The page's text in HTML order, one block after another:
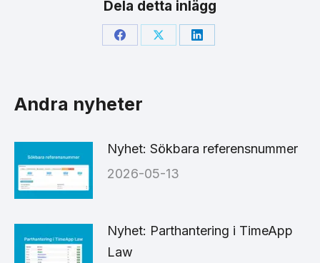
Dela detta inlägg
Share Share Share
Andra nyheter
Nyhet: Sökbara referensnummer
2026-05-13
Nyhet: Parthantering i TimeApp
Law